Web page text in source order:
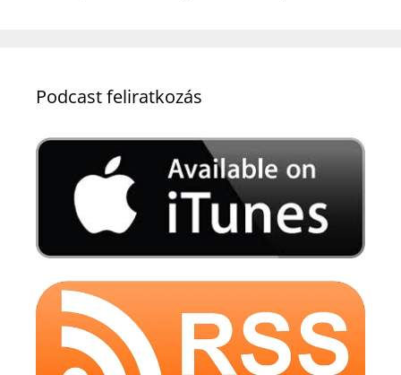
Podcast feliratkozás